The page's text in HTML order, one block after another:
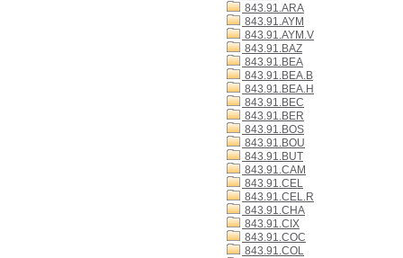
843.91.ARA
843.91.AYM
843.91.AYM.V
843.91.BAZ
843.91.BEA
843.91.BEA.B
843.91.BEA.H
843.91.BEC
843.91.BER
843.91.BOS
843.91.BOU
843.91.BUT
843.91.CAM
843.91.CEL
843.91.CEL.R
843.91.CHA
843.91.CIX
843.91.COC
843.91.COL